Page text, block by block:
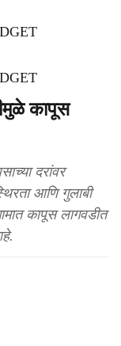
कापूस
दरांवर
आणि गुलाबी
कापूस लागवडीत